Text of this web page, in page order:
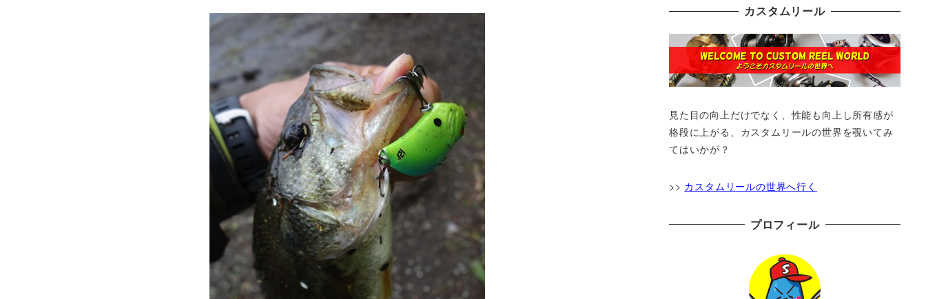
カスタムリール
見た目の向上だけでなく、性能も向上し所有感が
格段に上がる、カスタムリールの世界を覗いてみ
てはいかが？
>> カスタムリールの世界へ行く
プロフィール